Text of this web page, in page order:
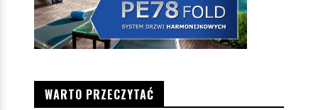
WARTO PRZECZYTAĆ